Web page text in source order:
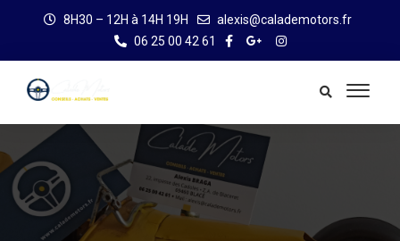
8H30 – 12H à 14H 19H
alexis@calademotors.fr
06 25 00 42 61